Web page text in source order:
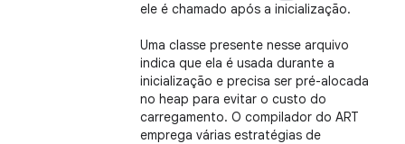
ele é chamado após a inicialização.
Uma classe presente nesse arquivo
indica que ela é usada durante a
inicialização e precisa ser pré-alocada
no heap para evitar o custo do
carregamento. O compilador do ART
emprega várias estratégias de